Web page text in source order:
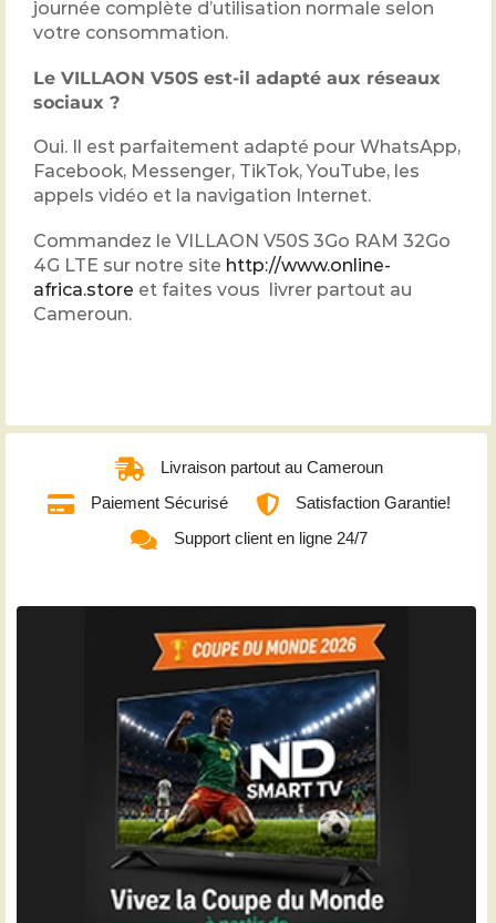
journée complète d’utilisation normale selon
votre consommation.
Le VILLAON V50S est-il adapté aux réseaux
sociaux ?
Oui. Il est parfaitement adapté pour WhatsApp,
Facebook, Messenger, TikTok, YouTube, les
appels vidéo et la navigation Internet.
Commandez le VILLAON V50S 3Go RAM 32Go
4G LTE sur notre site http://www.online-
africa.store et faites vous livrer partout au
Cameroun.
Livraison partout au Cameroun
Paiement Sécurisé
Satisfaction Garantie!
Support client en ligne 24/7